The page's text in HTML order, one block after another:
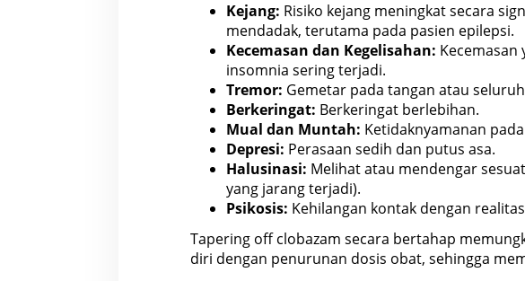
Kejang: Risiko kejang meningkat secara
mendadak, terutama pada pasien epilepsi.
Kecemasan dan Kegelisahan: Kecemasan
insomnia sering terjadi.
Tremor: Gemetar pada tangan atau
Berkeringat: Berkeringat berlebihan.
Mual dan Muntah: Ketidaknyamanan
Depresi: Perasaan sedih dan putus asa.
Halusinasi: Melihat atau mendengar
yang jarang terjadi).
Psikosis: Kehilangan kontak dengan
Tapering off clobazam secara bertahap
diri dengan penurunan dosis obat, sehingga